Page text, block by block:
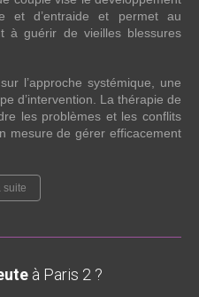
et d’entraide et permet au
à guérir de vieilles blessures
l’approche systémique, une
d’intervention. La thérapie de
les problèmes et les conflits
mesure de gérer efficacement
suite
à Paris 2 ?